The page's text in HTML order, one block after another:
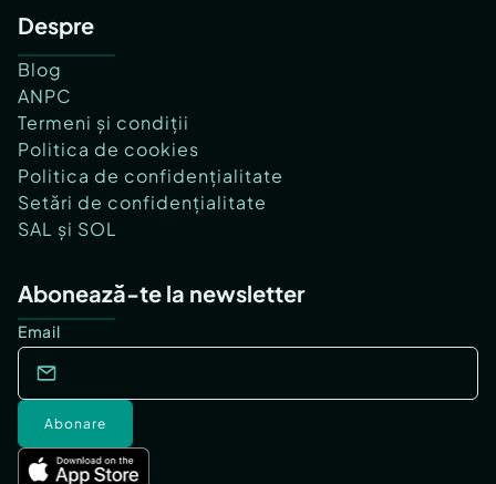
Despre
Blog
ANPC
Termeni și condiții
Politica de cookies
Politica de confidențialitate
Setări de confidențialitate
SAL și SOL
Abonează-te la newsletter
Email
Abonare